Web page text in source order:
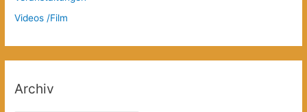
Videos /Film
Archiv